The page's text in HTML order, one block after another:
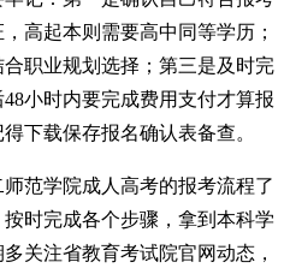
高起本则需要高中同等学历；
职业规划选择；第三是及时完
小时内要完成费用支付才算报
下载保存报名确认表备查。
范学院成人高考的报考流程了
时完成各个步骤，拿到本科学
关注省教育考试院官网动态，